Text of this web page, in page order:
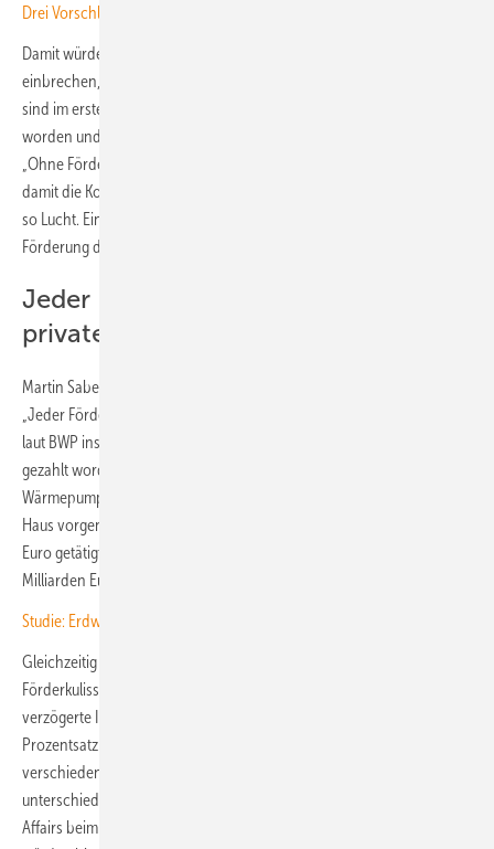
Drei Vorschläge: Ist das Gebäudemodernisierungsgesetz zu retten?
Damit würde der positive Trend bei der Elektrifizierung von Heizungen
einbrechen, warnt der BWP. Nach aktuellen Zahlen des Verbandes
sind im ersten Quartal dieses Jahres 121.500 Wärmepumpen installiert
worden und damit 41 Prozent mehr als im selben Zeitraum 2025.
„Ohne Förderung droht schnell der Griff zu fossilen Alternativen und
damit die Kostenfalle für hunderttausende Wählerinnen und Wähler“,
so Lucht. Ein warnendes Beispiel sei Österreich, wo nach Kürzung der
Förderung der Absatz um 33 Prozent eingebrochen sei.
Jeder Fördereuro löst vier Euro
privates Kapital aus
Martin Sabel betonte, die Förderung zahle sich auch für den Staat aus:
„Jeder Fördereuro löst vier Euro an privatem Kapital aus.“ 2025 sind
laut BWP insgesamt 4,3 Milliarden Euro Förderung für Wärmepumpen
gezahlt worden. Weil im Zusammenhang mit dem Einbau einer
Wärmepumpe häufig auch weitere energietische Maßnahmen am
Haus vorgenommen würden, seien Investitionen von 16,8 Milliarden
Euro getätigt worden. Über die Mehrwertsteuer seien davon 3,2
Milliarden Euro an Bund und Länder zurückgeflossen.
Studie: Erdwärme ist wirtschaftlich – selbst im Einfamilienhaus
Gleichzeitig warnten die Branchenvertreter vor einem Umbau der
Förderkulisse. Jede Veränderung bedeutete Unsicherheit und damit
verzögerte Investitionen. „Eine passgenaue Förderung mit einem
Prozentsatz der Investitionssumme ist sinnvoll, weil die Investition für
verschiedene Häuser, Gebäudetypen und Baujahre sehr
unterschiedlich ausfallen“, betonte Hendrik Ehrhardt, Leiter Public
Affairs beim Wärmepumpenhersteller Stiebel Eltron. Pauschalbeträge